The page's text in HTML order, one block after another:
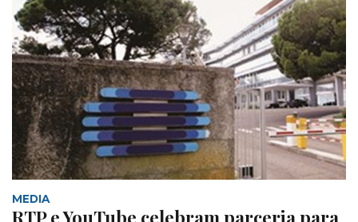
MEDIA
RTP e YouTube celebram parceria para